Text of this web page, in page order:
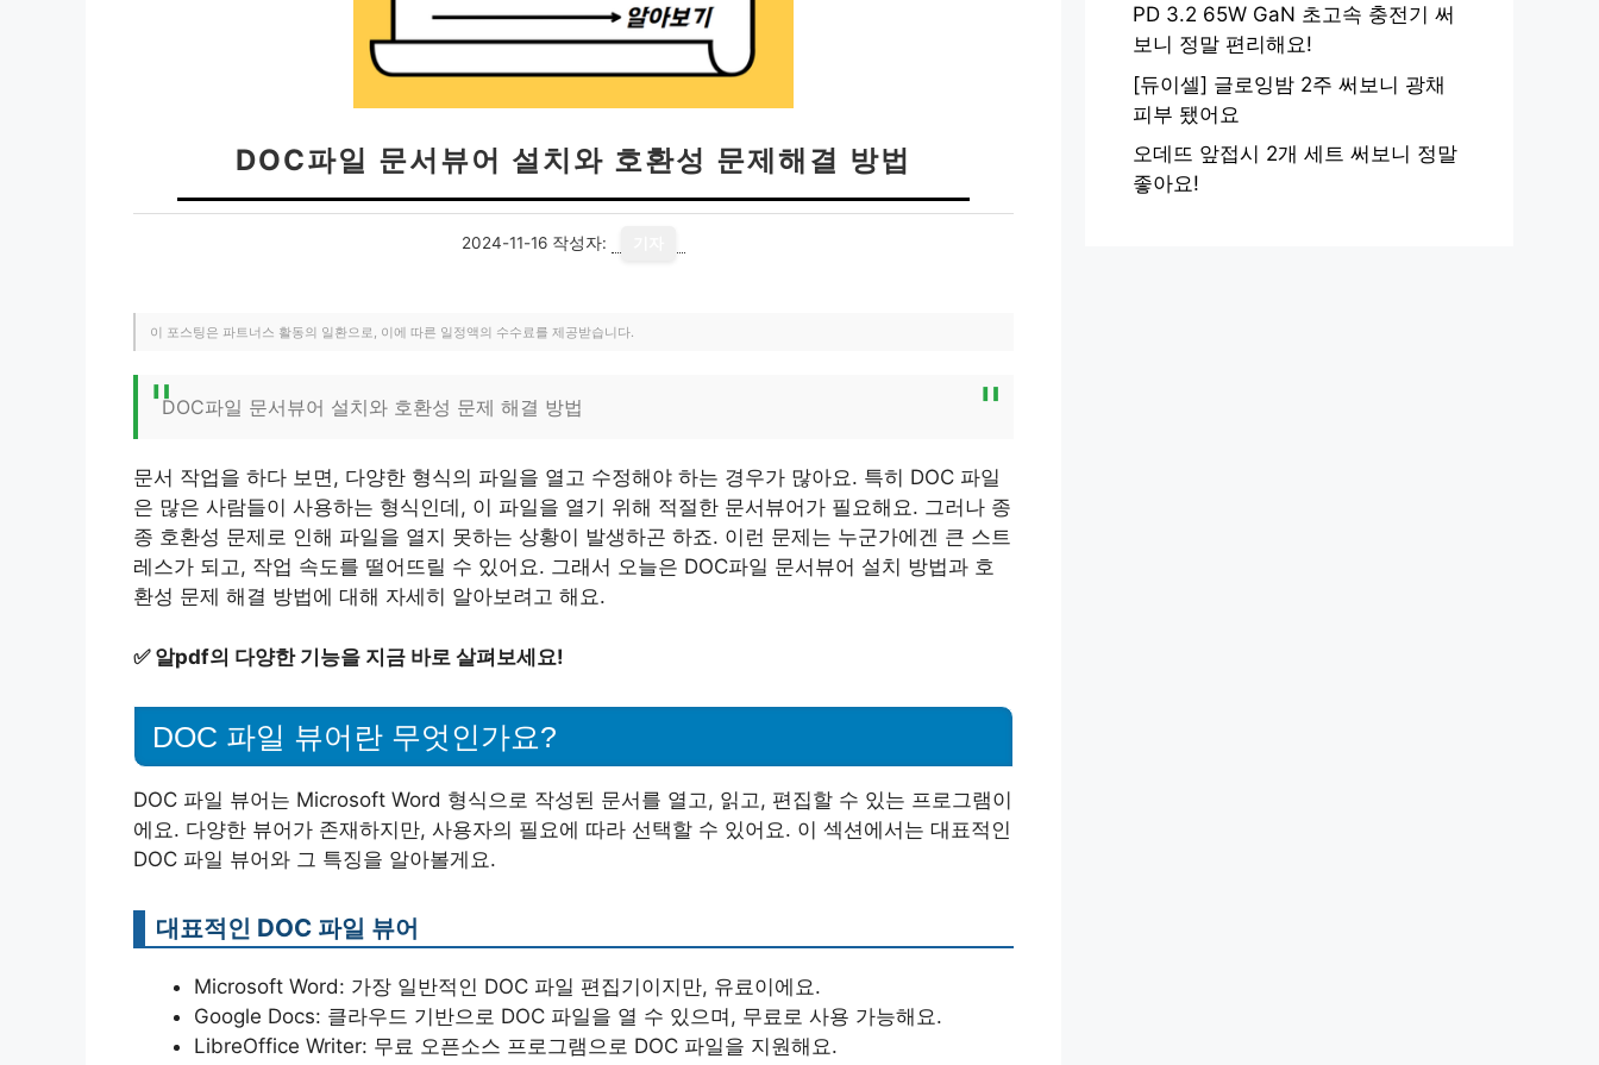
DOC파일 문서뷰어 설치와 호환성 문제해결 방법
2024-11-16 작성자:
이 포스팅은 파트너스 활동의 일환으로, 이에 따른 일정액의 수수료를 제공받습니다.
DOC파일 문서뷰어 설치와 호환성 문제 해결 방법
문서 작업을 하다 보면, 다양한 형식의 파일을 열고 수정해야 하는 경우가 많아요. 특히 DOC 파일
은 많은 사람들이 사용하는 형식인데, 이 파일을 열기 위해 적절한 문서뷰어가 필요해요. 그러나 종
종 호환성 문제로 인해 파일을 열지 못하는 상황이 발생하곤 하죠. 이런 문제는 누군가에겐 큰 스트
레스가 되고, 작업 속도를 떨어뜨릴 수 있어요. 그래서 오늘은 DOC파일 문서뷰어 설치 방법과 호
환성 문제 해결 방법에 대해 자세히 알아보려고 해요.
✅ 알pdf의 다양한 기능을 지금 바로 살펴보세요!
DOC 파일 뷰어란 무엇인가요?
DOC 파일 뷰어는 Microsoft Word 형식으로 작성된 문서를 열고, 읽고, 편집할 수 있는 프로그램이
에요. 다양한 뷰어가 존재하지만, 사용자의 필요에 따라 선택할 수 있어요. 이 섹션에서는 대표적인
DOC 파일 뷰어와 그 특징을 알아볼게요.
대표적인 DOC 파일 뷰어
Microsoft Word: 가장 일반적인 DOC 파일 편집기이지만, 유료이에요.
Google Docs: 클라우드 기반으로 DOC 파일을 열 수 있으며, 무료로 사용 가능해요.
LibreOffice Writer: 무료 오픈소스 프로그램으로 DOC 파일을 지원해요.
PD 3.2 65W GaN 초고속 충전기 써
보니 정말 편리해요!
[듀이셀] 글로잉밤 2주 써보니 광채
피부 됐어요
오데뜨 앞접시 2개 세트 써보니 정말
좋아요!